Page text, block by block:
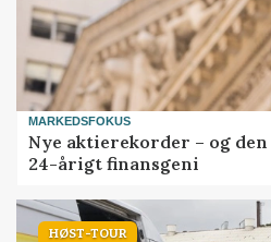
MARKEDSFOKUS
Nye aktierekorder – og
24-årigt finansgeni
HØST-TOUR